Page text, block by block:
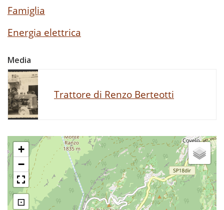
Famiglia
Energia elettrica
Media
Trattore di Renzo Berteotti
+
−
⊡